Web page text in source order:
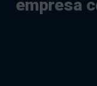
empresa